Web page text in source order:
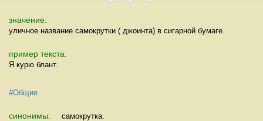
значение:
уличное название самокрутки ( джоинта) в сигарной бумаге.
пример текста:
Я курю блант.
#Общие
синонимы: самокрутка.